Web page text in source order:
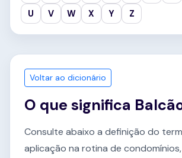
Voltar ao dicionário
O que significa
Consulte abaixo a definição do
aplicação na rotina de
U
V W X Y Z